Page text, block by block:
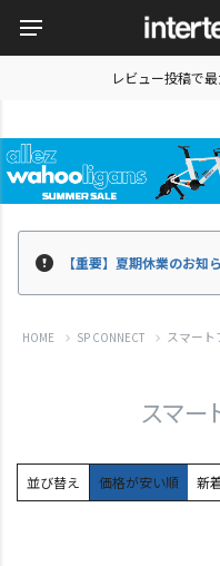
レビュー投稿で
【重要】夏期休業のお知
HOME SP CONNECT スマート
スマー
並び替え 価格が安い順 新